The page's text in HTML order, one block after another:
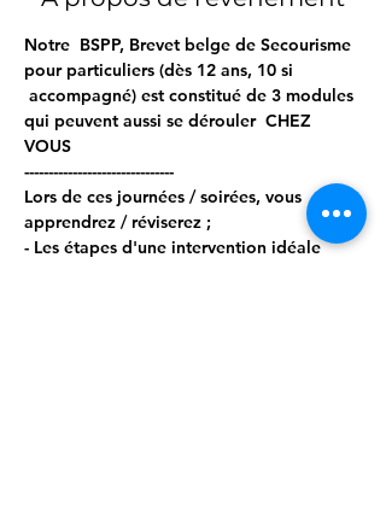
Notre  BSPP, Brevet belge de Secourisme
pour particuliers (dès 12 ans, 10 si
accompagné) est constitué de 3 modules
qui peuvent aussi se dérouler  CHEZ
VOUS
-------------------------------
Lors de ces journées / soirées, vous
apprendrez / réviserez ;
- Les étapes d'une intervention idéale